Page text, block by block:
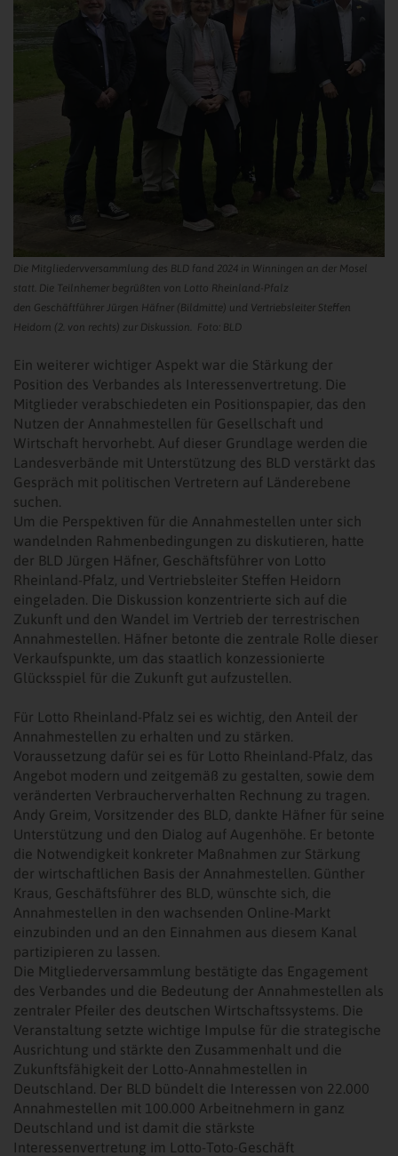
Die Mitgliedervversammlung des BLD fand 2024 in Winningen an der Mosel
statt. Die Teilnhemer begrüßten von Lotto Rheinland-Pfalz
den Geschäftführer Jürgen Häfner (Bildmitte) und Vertriebsleiter Steffen
Heidorn (2. von rechts) zur Diskussion. Foto: BLD
Ein weiterer wichtiger Aspekt war die Stärkung der
Position des Verbandes als Interessenvertretung. Die
Mitglieder verabschiedeten ein Positionspapier, das den
Nutzen der Annahmestellen für Gesellschaft und
Wirtschaft hervorhebt. Auf dieser Grundlage werden die
Landesverbände mit Unterstützung des BLD verstärkt das
Gespräch mit politischen Vertretern auf Länderebene
suchen.
Um die Perspektiven für die Annahmestellen unter sich
wandelnden Rahmenbedingungen zu diskutieren, hatte
der BLD Jürgen Häfner, Geschäftsführer von Lotto
Rheinland-Pfalz, und Vertriebsleiter Steffen Heidorn
eingeladen. Die Diskussion konzentrierte sich auf die
Zukunft und den Wandel im Vertrieb der terrestrischen
Annahmestellen. Häfner betonte die zentrale Rolle dieser
Verkaufspunkte, um das staatlich konzessionierte
Glücksspiel für die Zukunft gut aufzustellen.
Für Lotto Rheinland-Pfalz sei es wichtig, den Anteil der
Annahmestellen zu erhalten und zu stärken.
Voraussetzung dafür sei es für Lotto Rheinland-Pfalz, das
Angebot modern und zeitgemäß zu gestalten, sowie dem
veränderten Verbraucherverhalten Rechnung zu tragen.
Andy Greim, Vorsitzender des BLD, dankte Häfner für seine
Unterstützung und den Dialog auf Augenhöhe. Er betonte
die Notwendigkeit konkreter Maßnahmen zur Stärkung
der wirtschaftlichen Basis der Annahmestellen. Günther
Kraus, Geschäftsführer des BLD, wünschte sich, die
Annahmestellen in den wachsenden Online-Markt
einzubinden und an den Einnahmen aus diesem Kanal
partizipieren zu lassen.
Die Mitgliederversammlung bestätigte das Engagement
des Verbandes und die Bedeutung der Annahmestellen als
zentraler Pfeiler des deutschen Wirtschaftssystems. Die
Veranstaltung setzte wichtige Impulse für die strategische
Ausrichtung und stärkte den Zusammenhalt und die
Zukunftsfähigkeit der Lotto-Annahmestellen in
Deutschland. Der BLD bündelt die Interessen von 22.000
Annahmestellen mit 100.000 Arbeitnehmern in ganz
Deutschland und ist damit die stärkste
Interessenvertretung im Lotto-Toto-Geschäft